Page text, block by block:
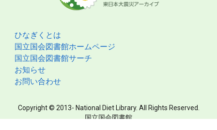
ひなぎくとは
国立国会図書館ホームページ
国立国会図書館サーチ
お知らせ
お問い合わせ
Copyright © 2013- National Diet Library. All Rights Reserved.